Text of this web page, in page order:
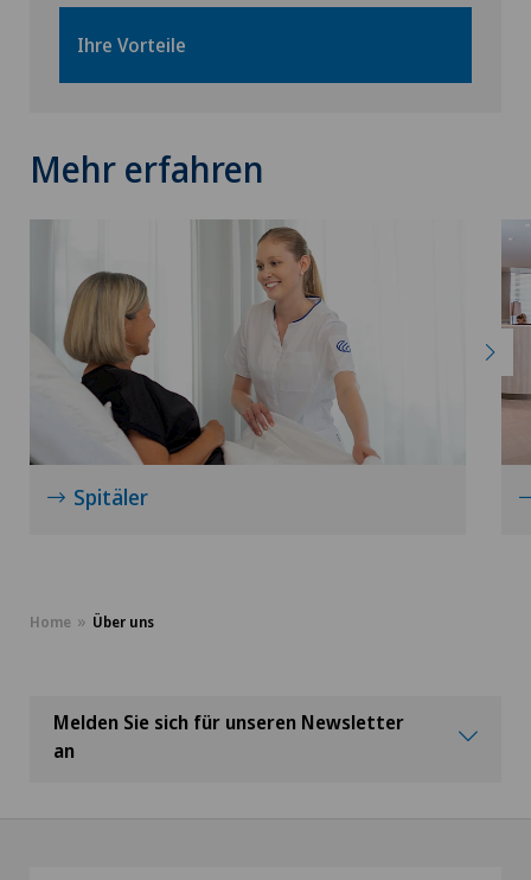
Ihre Vorteile
Mehr erfahren
Spitäler
Home Über uns
Melden Sie sich für unseren Newsletter
an